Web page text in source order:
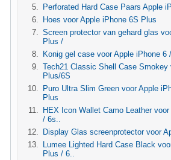
Perforated Hard Case Paars Apple
Hoes voor Apple iPhone 6S Plus
Screen protector van gehard glas
Plus /
Konig gel case voor Apple iPhone 6
Tech21 Classic Shell Case Smokey
Plus/6S
Puro Ultra Slim Green voor Apple
Plus
HEX Icon Wallet Camo Leather
/ 6s..
Display Glas screenprotector voor
Lumee Lighted Hard Case Black
Plus / 6..